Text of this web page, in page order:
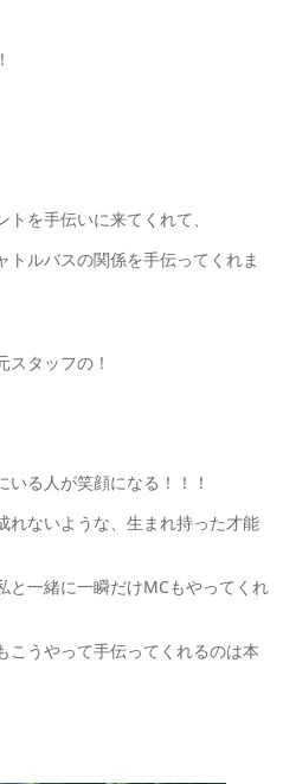
を手伝いに来てくれて、
ルバスの関係を手伝ってくれま
タッフの！
る人が笑顔になる！！！
れないような、生まれ持った才能
と一緒に一瞬だけMCもやってくれ
こうやって手伝ってくれるのは本